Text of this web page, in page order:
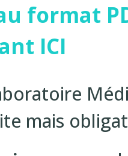
format
ICI
mais